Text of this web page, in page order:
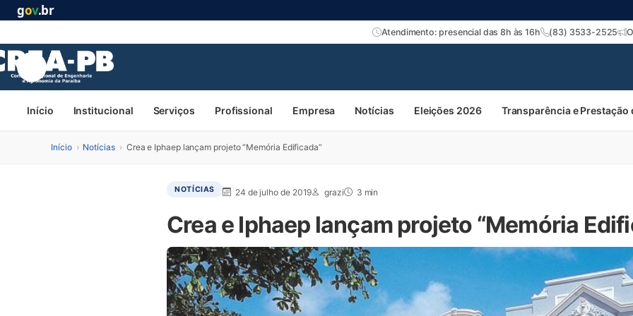
gov.br
Atendimento: presencial das 8h às 16h (83) 3533-2525
Início Institucional Serviços Profissional Empresa Notícias Eleições 2026 Transparência e Prestação
Início › Notícias › Crea e Iphaep lançam projeto “Memória Edificada”
NOTÍCIAS 24 de julho de 2019 grazi 3 min
Crea e Iphaep lançam projeto “Memória